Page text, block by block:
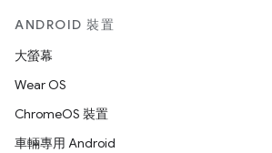
ANDROID 裝置
大螢幕
Wear OS
ChromeOS 裝置
車輛專用 Android